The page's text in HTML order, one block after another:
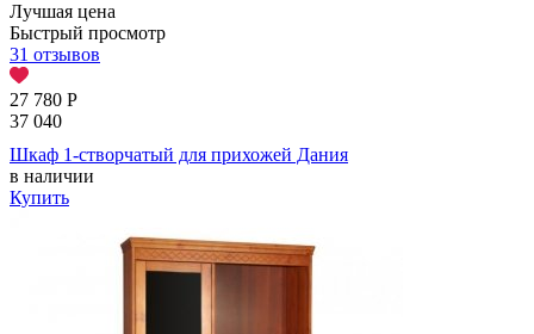
Лучшая цена
Быстрый просмотр
31 отзывов
27 780 Р
37 040
Шкаф 1-створчатый для прихожей Дания
в наличии
Купить